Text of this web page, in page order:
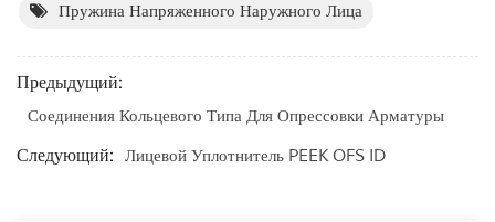
Пружина Напряженного Наружного Лица
Предыдущий:
Соединения Кольцевого Типа Для Опрессовки Арматуры
Следующий: Лицевой Уплотнитель PEEK OFS ID